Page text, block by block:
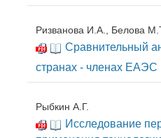
Ризванова И.А., Белова
Сравнительный
странах - членах ЕАЭС
Рыбкин А.Г.
Исследование